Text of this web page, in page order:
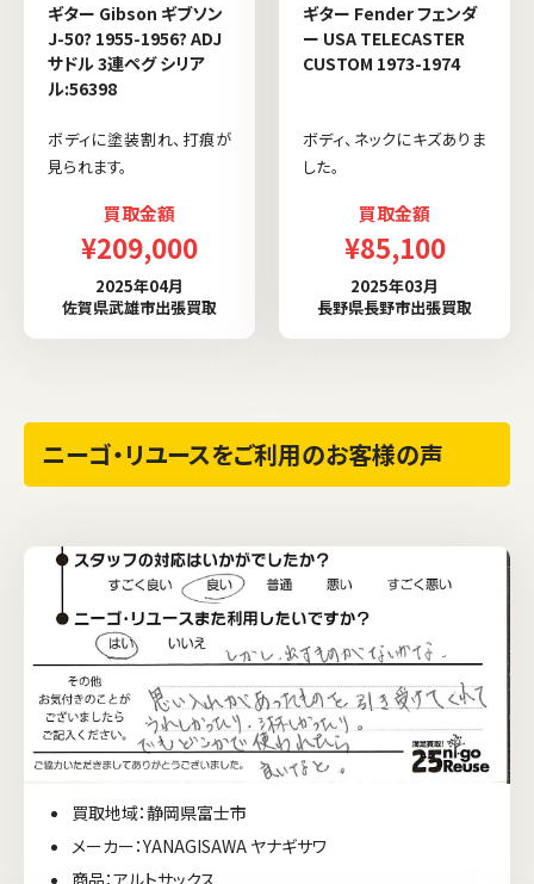
ギター Gibson ギブソン
J-50? 1955-1956? ADJ
サドル 3連ペグ シリア
ル:56398
ボディに塗装割れ、打痕が
見られます。
買取金額
¥209,000
2025年04月
佐賀県武雄市出張買取
ギター Fender フェンダ
ー USA TELECASTER
CUSTOM 1973-1974
ボディ、ネックにキズありま
した。
買取金額
¥85,100
2025年03月
長野県長野市出張買取
ニーゴ・リユースをご利用のお客様の声
買取地域：静岡県富士市
メーカー：YANAGISAWA ヤナギサワ
商品：アルトサックス